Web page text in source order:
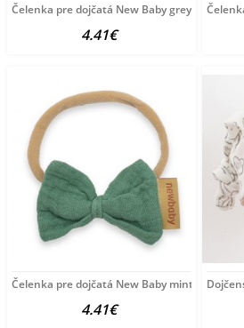
Čelenka pre dojčatá New Baby grey zelená
4.41€
Čelenka pre dojčatá New Baby mint zelená
4.41€